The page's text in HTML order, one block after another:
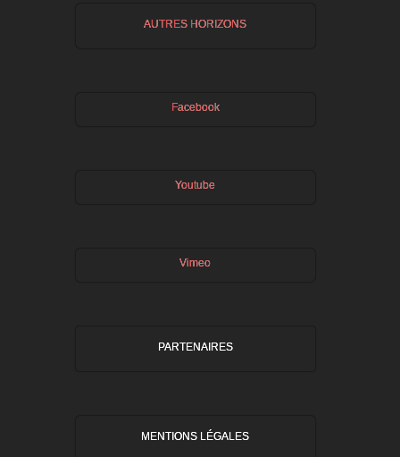
AUTRES HORIZONS
Facebook
Youtube
Vimeo
PARTENAIRES
MENTIONS LÉGALES